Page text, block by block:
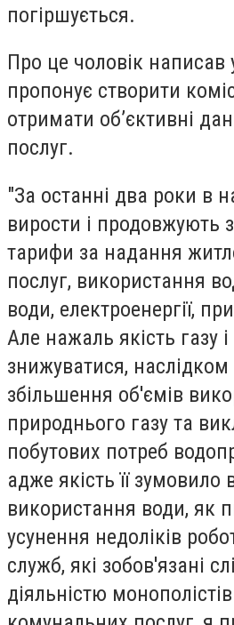
погіршується.
Про це чоловік написав
пропонує створити
отримати об’єктивні
послуг.
"За останні два роки в
вирости і продовжують
тарифи за надання
послуг, використання
води, електроенергії,
Але нажаль якість газу
знижуватися, наслідком
збільшення об'ємів
природнього газу та
побутових потреб
адже якість її зумовило
використання води, як
усунення недоліків
служб, які зобов'язані
діяльністю